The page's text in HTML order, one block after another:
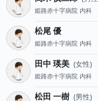
姫路赤十字病院 内科
松尾 優
姫路赤十字病院 内科
田中 瑛美 女性
姫路赤十字病院 内科
松田 一樹 男性